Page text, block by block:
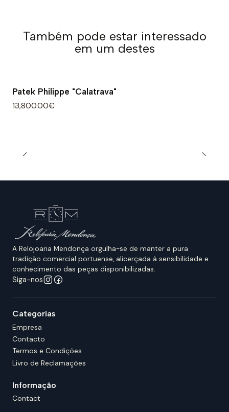
Também pode estar interessado
em um destes
Patek Philippe "Calatrava"
13,800.00€
A Relojoaria Mendonça orgulha-se de manter a pura
tradição comercial portuense, alicerçada à sensibilidade e
conhecimento das peças disponibilizadas.
Siga-nos
Categorias
Empresa
Contacto
Termos e Condições
Livro de Reclamações
Informação
Contact